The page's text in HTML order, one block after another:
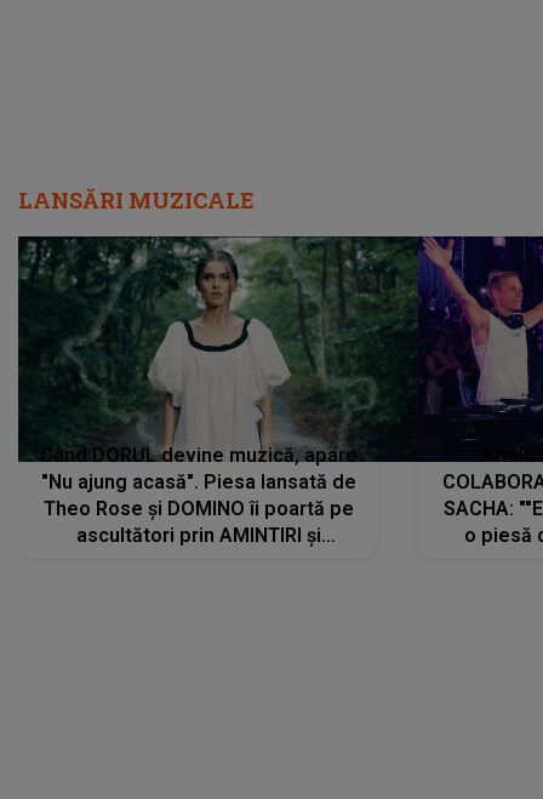
LANSĂRI MUZICALE
Când DORUL devine muzică, apare
"Nu ajung acasă". Piesa lansată de
Theo Rose și DOMINO îi poartă pe
ascultători prin AMINTIRI și
SACHA:
o piesă